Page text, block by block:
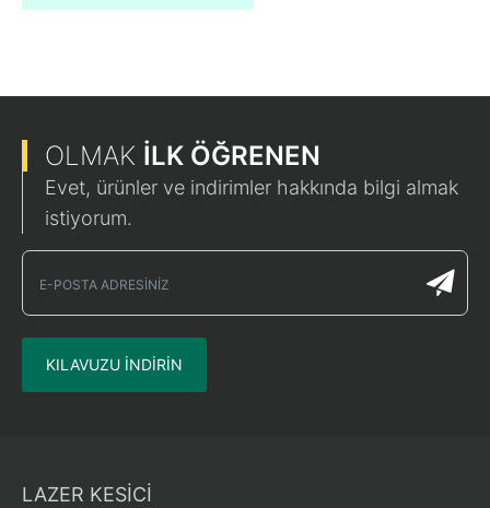
OLMAK İLK ÖĞRENEN
Evet, ürünler ve indirimler hakkında bilgi almak
istiyorum.
KILAVUZU INDIRIN
LAZER KESİCİ